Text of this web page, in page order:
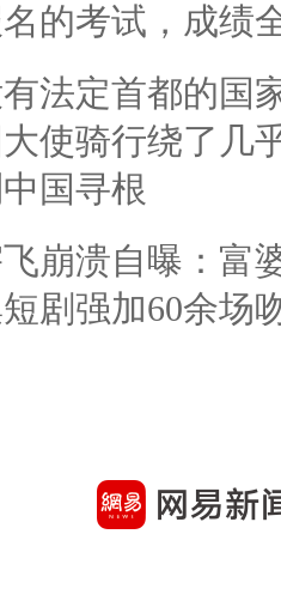
的考试，成绩
法定首都的国
使骑行绕了几
国寻根
崩溃自曝：富
剧强加60余场